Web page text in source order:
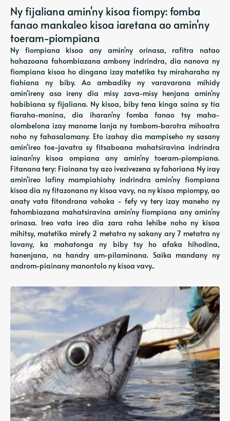
Ny fijaliana amin'ny kisoa fiompy: fomba
fanao mankaleo kisoa iaretana ao amin'ny
toeram-piompiana
Ny fiompiana kisoa any amin'ny orinasa, rafitra natao
hahazoana fahombiazana ambony indrindra, dia nanova ny
fiompiana kisoa ho dingana izay matetika tsy miraharaha ny
fiahiana ny biby. Ao ambadiky ny varavarana mihidy
amin'ireny asa ireny dia misy zava-misy henjana amin'ny
habibiana sy fijaliana. Ny kisoa, biby tena kinga saina sy tia
fiaraha-monina, dia iharan'ny fomba fanao tsy maha-
olombelona izay manome lanja ny tombom-barotra mihoatra
noho ny fahasalamany. Eto izahay dia mampiseho ny sasany
amin'ireo toe-javatra sy fitsaboana mahatsiravina indrindra
iainan'ny kisoa ompiana any amin'ny toeram-piompiana.
Fitanana tery: Fiainana tsy azo ivezivezena sy fahoriana Ny iray
amin'ireo lafiny mampiahiahy indrindra amin'ny fiompiana
kisoa dia ny fitazonana ny kisoa vavy, na ny kisoa mpiompy, ao
anaty vata fitondrana vohoka - fefy vy tery izay maneho ny
fahombiazana mahatsiravina amin'ny fiompiana any amin'ny
orinasa. Ireo vata ireo dia zara raha lehibe noho ny kisoa
mihitsy, matetika mirefy 2 metatra ny sakany ary 7 metatra ny
lavany, ka mahatonga ny biby tsy ho afaka hihodina,
hanenjana, na handry am-pilaminana. Saika mandany ny
androm-piainany manontolo ny kisoa vavy..